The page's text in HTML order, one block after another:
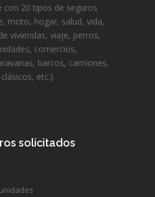
con 20 tipos de seguros
moto, hogar, salud, vida,
viviendas, viaje, perros,
comercios,
barcos, camiones,
etc.)
solicitados